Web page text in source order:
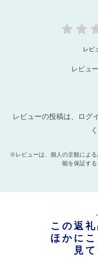
レビ
レビュ
レビューの投稿は、ログ
※レビューは、個人の主観によ
能を保証する
この返
ほかに
見